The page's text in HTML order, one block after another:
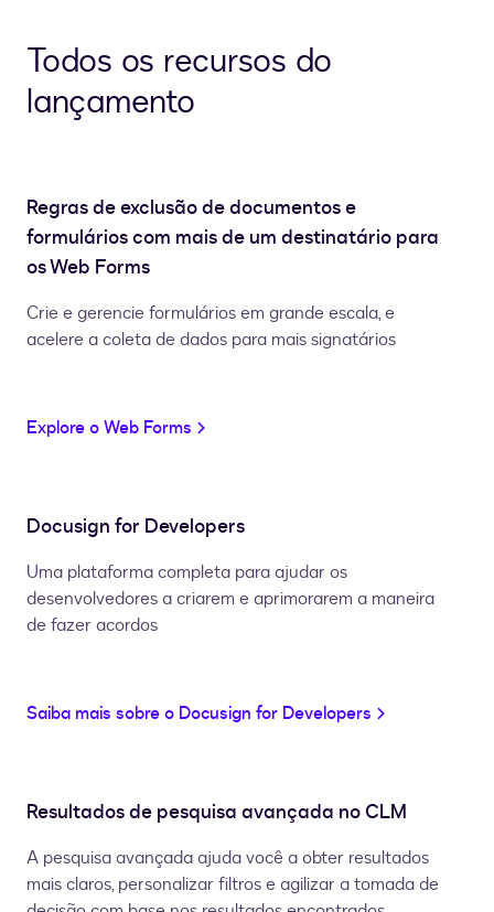
Todos os recursos do
lançamento
Regras de exclusão de documentos e
formulários com mais de um destinatário para
os Web Forms
Crie e gerencie formulários em grande escala, e
acelere a coleta de dados para mais signatários
Explore o Web Forms
Docusign for Developers
Uma plataforma completa para ajudar os
desenvolvedores a criarem e aprimorarem a maneira
de fazer acordos
Saiba mais sobre o Docusign for Developers
Resultados de pesquisa avançada no CLM
A pesquisa avançada ajuda você a obter resultados
mais claros, personalizar filtros e agilizar a tomada de